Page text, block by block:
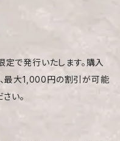
で発行いたします。購入
最大1,000円の割引が可能
い。